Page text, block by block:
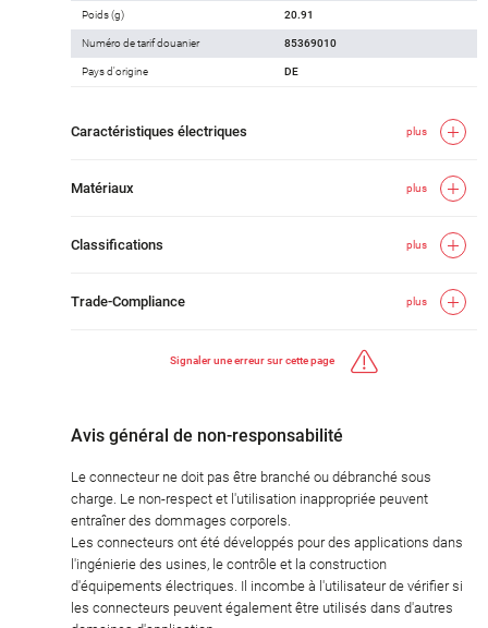
Poids (g) 20.91
Numéro de tarif douanier 85369010
Pays d'origine DE
Caractéristiques électriques plus
Matériaux plus
Classifications plus
Trade-Compliance plus
Signaler une erreur sur cette page
Avis général de non-responsabilité
Le connecteur ne doit pas être branché ou débranché sous
charge. Le non-respect et l'utilisation inappropriée peuvent
entraîner des dommages corporels.
Les connecteurs ont été développés pour des applications dans
l'ingénierie des usines, le contrôle et la construction
d'équipements électriques. Il incombe à l'utilisateur de vérifier si
les connecteurs peuvent également être utilisés dans d'autres